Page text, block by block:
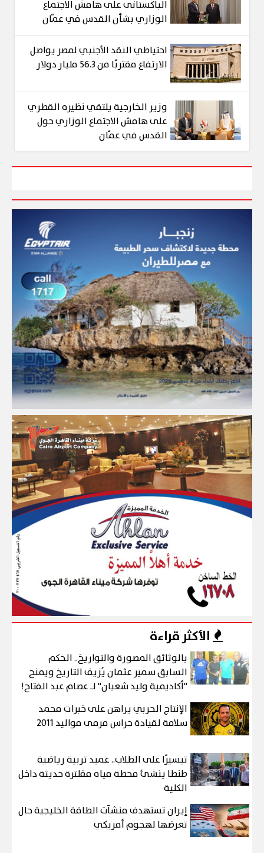
الباكستانى على هامش الاجتماع
الوزاري بشأن القدس في عمّان
احتياطي النقد الأجنبي لمصر يواصل
الارتفاع مقتربًا من 56.3 مليار دولار
وزير الخارجية يلتقي نظيره القطري
على هامش الاجتماع الوزاري حول
القدس في عمّان
الأكثر قراءة
بالوثائق المصورة والتواريخ.. الحكم
السابق سمير عثمان يُزيف التاريخ ويمنح
"أكاديمية وليد شعبان" لـ عصام عبد الفتاح!
الإنتاج الحربي يراهن على خبرات محمد
سلامة لقيادة حراس مرمى مواليد 2011
تيسيرًا على الطلاب.. عميد تربية رياضية
طنطا ينشئ محطة مياه مفلترة حديثة داخل
الكلية
إيران تستهدف منشآت الطاقة الخليجية حال
تعرضها لهجوم أمريكي